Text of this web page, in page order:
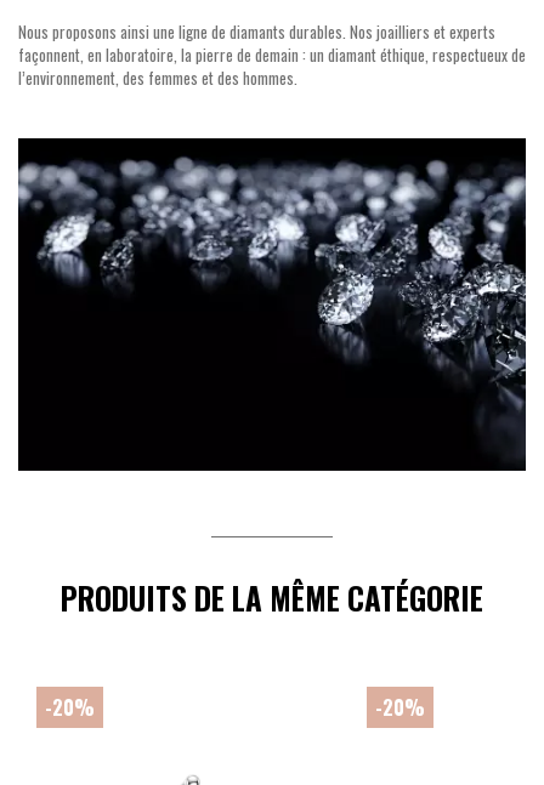
Nous proposons ainsi une ligne de diamants durables. Nos joailliers et experts
façonnent, en laboratoire, la pierre de demain : un diamant éthique, respectueux de
l’environnement, des femmes et des hommes.
PRODUITS DE LA MÊME CATÉGORIE
-20% -20%